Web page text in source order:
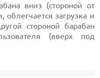
вниз (стороной от
облегчается загрузка и
стороной барабан
(вверх под